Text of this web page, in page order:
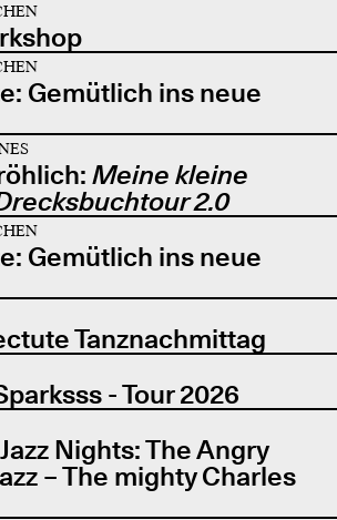
Gemütlich ins neue
Meine kleine
2.0
Gemütlich ins neue
Tanznachmittag
- Tour 2026
Nights: The Angry
– The mighty Charles